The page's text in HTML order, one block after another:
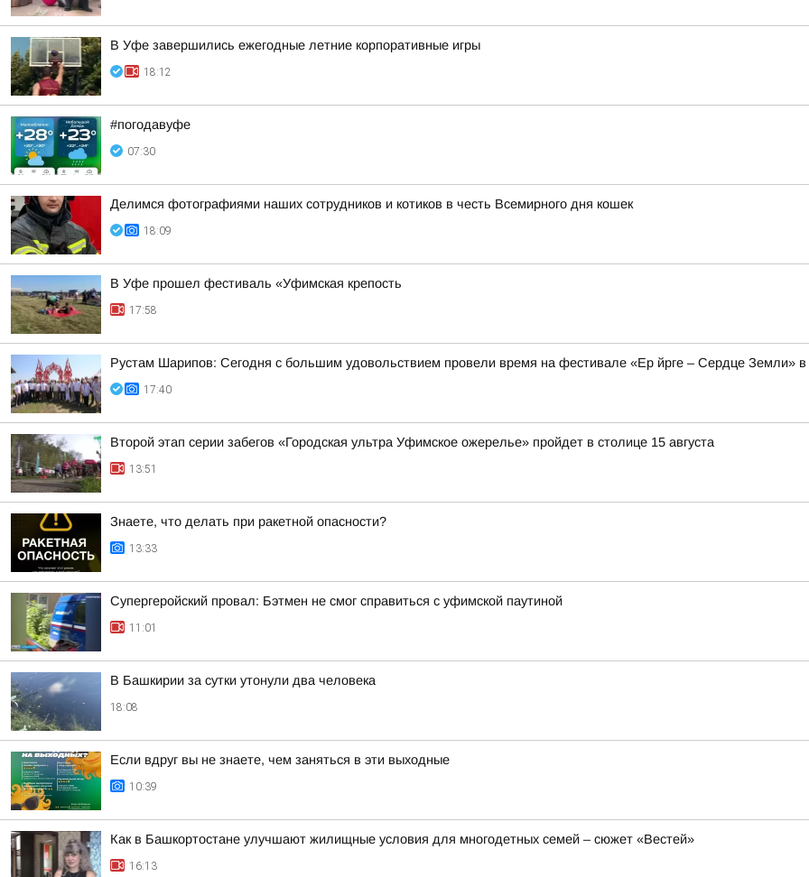
В Уфе завершились ежегодные летние корпоративные игры
18:12
#погодавуфе
07:30
Делимся фотографиями наших сотрудников и котиков в честь Всемирного дня кошек
18:09
В Уфе прошел фестиваль «Уфимская крепость
17:58
Рустам Шарипов: Сегодня с большим удовольствием провели время на фестивале «Ер йрге – Сердце Земли» в
17:40
Второй этап серии забегов «Городская ультра Уфимское ожерелье» пройдет в столице 15 августа
13:51
Знаете, что делать при ракетной опасности?
13:33
Супергеройский провал: Бэтмен не смог справиться с уфимской паутиной
11:01
В Башкирии за сутки утонули два человека
18:08
Если вдруг вы не знаете, чем заняться в эти выходные
10:39
Как в Башкортостане улучшают жилищные условия для многодетных семей – сюжет «Вестей»
16:13